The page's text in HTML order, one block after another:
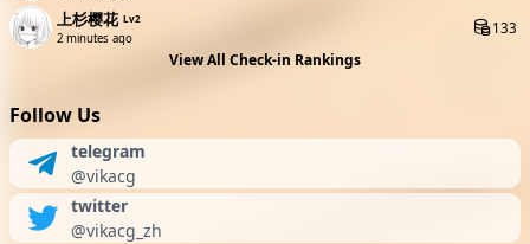
上杉樱花 Lv2
2 minutes ago
133
View All Check-in Rankings
Follow Us
telegram
@vikacg
twitter
@vikacg_zh